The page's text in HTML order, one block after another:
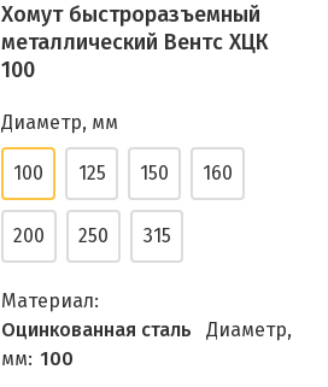
Хомут быстроразъемный
металлический Вентс ХЦК
100
Диаметр, мм
100 125 150 160
200 250 315
Материал:
Оцинкованная сталь
Диаметр,
мм: 100